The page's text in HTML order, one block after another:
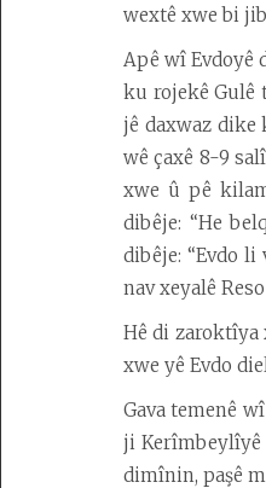
wextê xwe bi
Apê wî Evdoyê
ku rojekê Gulê
jê daxwaz dike
wê çaxê 8-9
xwe û pê
dibêje: “He
dibêje: “Evdo li
nav xeyalê
Hê di zaroktîya
xwe yê Evdo
Gava temenê
ji Kerîmbeylîyê
dimînin, paşê